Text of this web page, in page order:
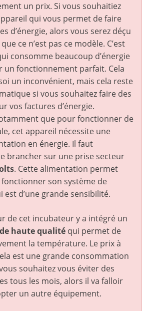
un prix. Si vous souhaitiez
qui vous permet de faire
d’énergie, alors vous serez déçu
ce n’est pas ce modèle. C’est
consomme beaucoup d’énergie
un fonctionnement parfait. Cela
un inconvénient, mais cela reste
si vous souhaitez faire des
vos factures d’énergie.
que pour fonctionner de
cet appareil nécessite une
en énergie. Il faut
brancher sur une prise secteur
. Cette alimentation permet
son système de
est d’une grande sensibilité.
de cet incubateur y a intégré un
haute qualité qui permet de
la température. Le prix à
est une grande consommation
souhaitez vous éviter des
tous les mois, alors il va falloir
un autre équipement.